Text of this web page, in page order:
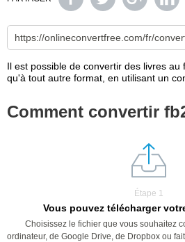
Il est possible de convertir des livres au
qu'à tout autre format, en utilisant un
Comment convertir
Étape 1
Vous pouvez télécharger
Choisissez le fichier que vous souhaitez
ordinateur, de Google Drive, de Dropbox ou